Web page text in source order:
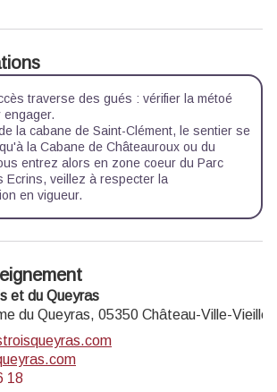
traverse des gués : vérifier la métoé
engager.
la cabane de Saint-Clément, le sentier se
la Cabane de Châteauroux ou du
entrez alors en zone coeur du Parc
Ecrins, veillez à respecter la
en vigueur.
et du Queyras
du Queyras, 05350 Château-Ville-Vieille
18